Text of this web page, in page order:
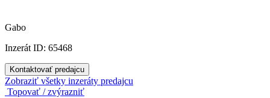
Gabo
Inzerát ID: 65468
Kontaktovať predajcu
Zobraziť všetky inzeráty predajcu
Topovať / zvýrazniť